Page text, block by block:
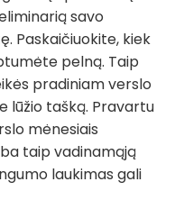
savo
Paskaičiuokite, kiek
pelną. Taip
pradiniam verslo
lūžio tašką. Pravartu
mėnesiais
taip vadinamąją
laukimas gali